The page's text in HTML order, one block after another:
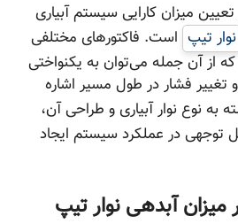
میزان کارایی سیستم آبیاری
نوار تیپ است. فاکتورهای مختلفی
که از آن جمله می‌توان به یکنواختی
فشار در طول مسیر اشاره
به نوع نوار آبیاری و طراحی آن،
توجهی در عملکرد سیستم ایجاد
آبدهی نوار تیپ